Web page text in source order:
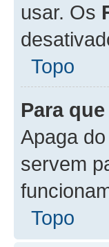
usar. Os
Topo
Para
Apaga
servem
Topo